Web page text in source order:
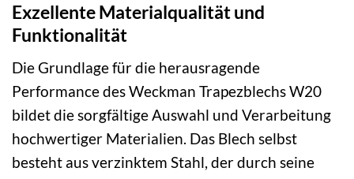
Exzellente Materialqualität und
Funktionalität
Die Grundlage für die herausragende
Performance des Weckman Trapezblechs W20
bildet die sorgfältige Auswahl und Verarbeitung
hochwertiger Materialien. Das Blech selbst
besteht aus verzinktem Stahl, der durch seine